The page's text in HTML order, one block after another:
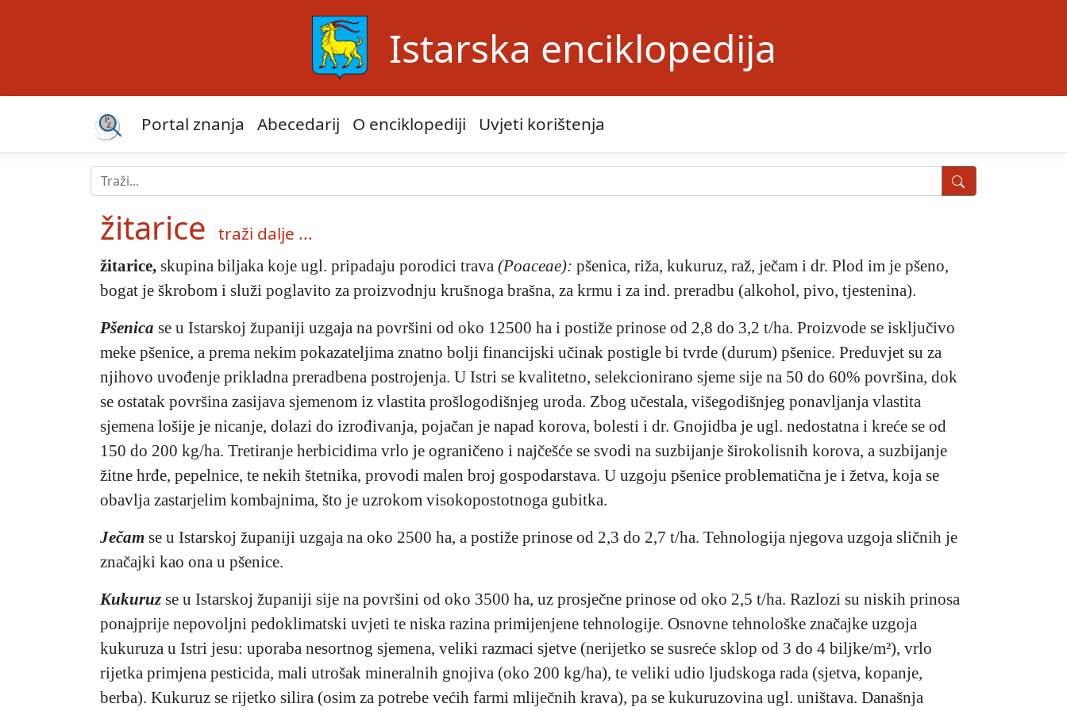
Istarska enciklopedija
Portal znanja Abecedarij O enciklopediji Uvjeti korištenja
žitarice traži dalje ...
žitarice, skupina biljaka koje ugl. pripadaju porodici trava (Poaceae): pšenica, riža, kukuruz, raž, ječam i dr. Plod im je pšeno,
bogat je škrobom i služi poglavito za proizvodnju krušnoga brašna, za krmu i za ind. preradbu (alkohol, pivo, tjestenina).
Pšenica se u Istarskoj županiji uzgaja na površini od oko 12500 ha i postiže prinose od 2,8 do 3,2 t/ha. Proizvode se isključivo
meke pšenice, a prema nekim pokazateljima znatno bolji financijski učinak postigle bi tvrde (durum) pšenice. Preduvjet su za
njihovo uvođenje prikladna preradbena postrojenja. U Istri se kvalitetno, selekcionirano sjeme sije na 50 do 60% površina, dok
se ostatak površina zasijava sjemenom iz vlastita prošlogodišnjeg uroda. Zbog učestala, višegodišnjeg ponavljanja vlastita
sjemena lošije je nicanje, dolazi do izrođivanja, pojačan je napad korova, bolesti i dr. Gnojidba je ugl. nedostatna i kreće se od
150 do 200 kg/ha. Tretiranje herbicidima vrlo je ograničeno i najčešće se svodi na suzbijanje širokolisnih korova, a suzbijanje
žitne hrđe, pepelnice, te nekih štetnika, provodi malen broj gospodarstava. U uzgoju pšenice problematična je i žetva, koja se
obavlja zastarjelim kombajnima, što je uzrokom visokopostotnoga gubitka.
Ječam se u Istarskoj županiji uzgaja na oko 2500 ha, a postiže prinose od 2,3 do 2,7 t/ha. Tehnologija njegova uzgoja sličnih je
značajki kao ona u pšenice.
Kukuruz se u Istarskoj županiji sije na površini od oko 3500 ha, uz prosječne prinose od oko 2,5 t/ha. Razlozi su niskih prinosa
ponajprije nepovoljni pedoklimatski uvjeti te niska razina primijenjene tehnologije. Osnovne tehnološke značajke uzgoja
kukuruza u Istri jesu: uporaba nesortnog sjemena, veliki razmaci sjetve (nerijetko se susreće sklop od 3 do 4 biljke/m²), vrlo
rijetka primjena pesticida, mali utrošak mineralnih gnojiva (oko 200 kg/ha), te veliki udio ljudskoga rada (sjetva, kopanje,
berba). Kukuruz se rijetko silira (osim za potrebe većih farmi mliječnih krava), pa se kukuruzovina ugl. uništava. Današnja